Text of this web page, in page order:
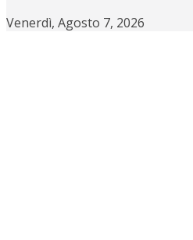
Venerdì, Agosto 7, 2026